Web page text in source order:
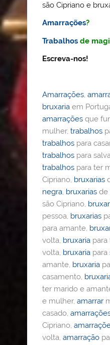
são Cipriano e
Amarrações?
Trabalhos de
Escreva-nos!
Amarrações,
bruxaria em
amarrações que
mulher,trabalhos
trabalhos para
trabalhos para
trabalhos para ter
Cipriano, bruxarias
negra, bruxarias de
são Cipriano,
pessoa, bruxarias
para amante,
volta, bruxaria
volta, bruxaria para
amante, bruxaria
casamento,
ter marido e
e mulher,amarrar
casado,
Cipriano,
volta,amarração